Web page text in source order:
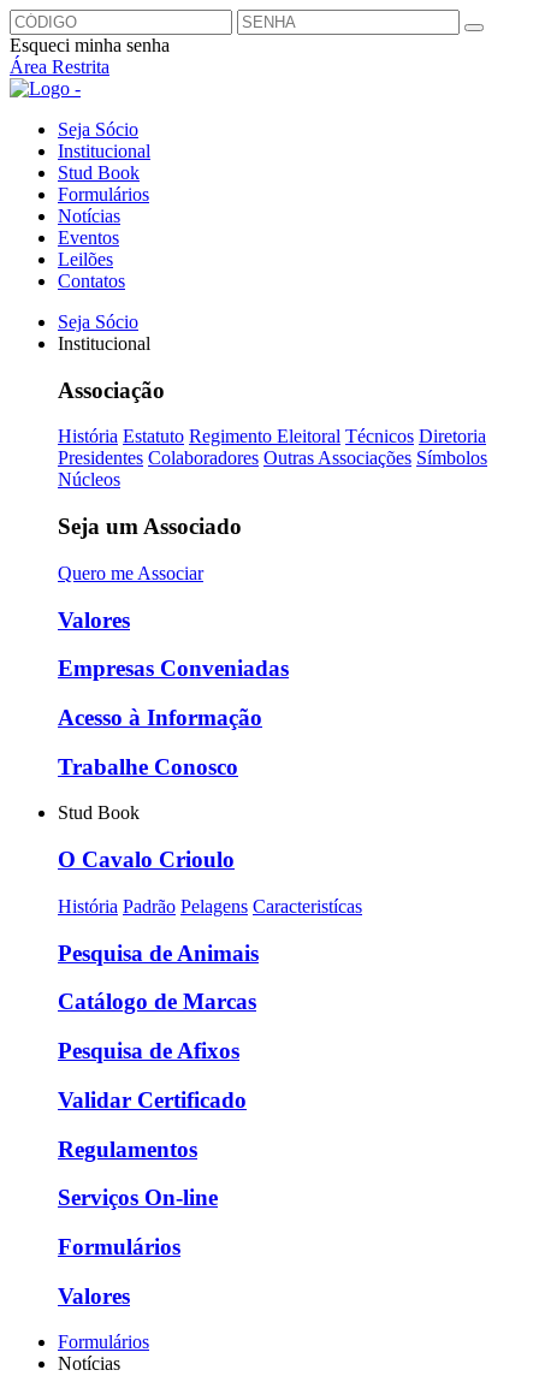
Esqueci minha senha
Área Restrita
Seja Sócio
Institucional
Stud Book
Formulários
Notícias
Eventos
Leilões
Contatos
Seja Sócio
Institucional
Associação
História Estatuto Regimento Eleitoral Técnicos Diretoria
Presidentes Colaboradores Outras Associações Símbolos
Núcleos
Seja um Associado
Quero me Associar
Valores
Empresas Conveniadas
Acesso à Informação
Trabalhe Conosco
Stud Book
O Cavalo Crioulo
História Padrão Pelagens Caracteristícas
Pesquisa de Animais
Catálogo de Marcas
Pesquisa de Afixos
Validar Certificado
Regulamentos
Serviços On-line
Formulários
Valores
Formulários
Notícias